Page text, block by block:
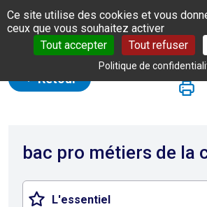
Panneau de gestion des cookies
Ce site utilise des cookies et vous
ceux que vous souhaitez activer
Tout accepter
Tout refuser
Politique de
Retour
bac pro métiers de la
L'essentiel